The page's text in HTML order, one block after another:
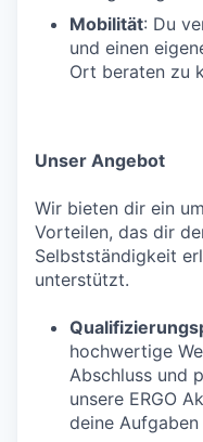
Mobilität: Du
und einen
Ort beraten zu
Unser Angebot
Wir bieten dir ein
Vorteilen, das dir
Selbstständigkeit
unterstützt.
hochwertige
Abschluss und
unsere ERGO
deine